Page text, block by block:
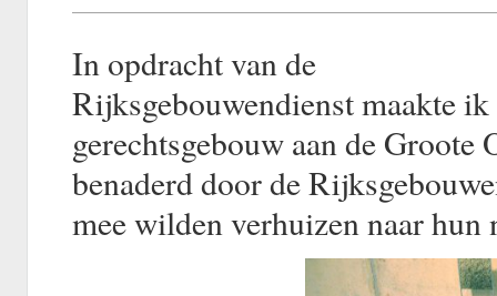
In opdracht van de
Rijksgebouwendienst maakte
gerechtsgebouw aan de
benaderd door de
mee wilden verhuizen naar